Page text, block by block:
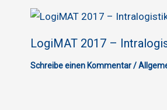
LogiMAT 2017 –
Schreibe einen Kommentar /